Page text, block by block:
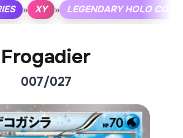
» XY » LEGENDARY HOLO
Frogadier
007/027